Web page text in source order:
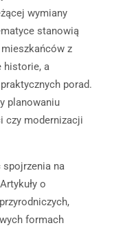
wymiany
stanowią
z
historie, a
porad.
planowaniu
czy modernizacji
na
o
formach